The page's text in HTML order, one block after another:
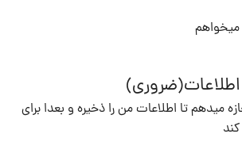
میخواهم
(ضروری)
میدهم تا اطلاعات من را ذخیره و بعدا برای